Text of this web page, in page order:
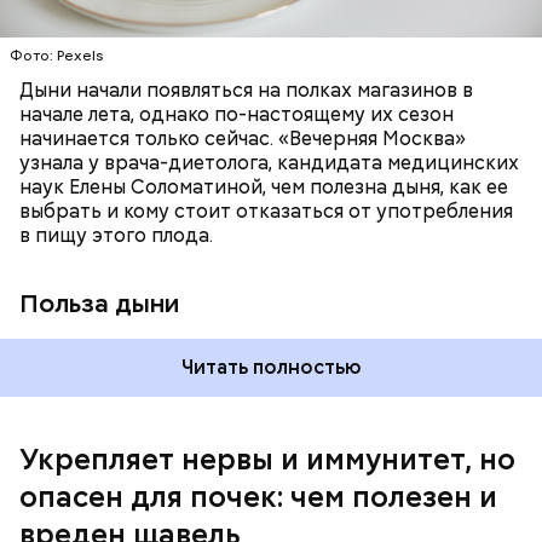
Фото: Pexels
Дыни начали появляться на полках магазинов в
начале лета, однако по-настоящему их сезон
начинается только сейчас. «Вечерняя Москва»
узнала у врача-диетолога, кандидата медицинских
наук Елены Соломатиной, чем полезна дыня, как ее
выбрать и кому стоит отказаться от употребления
в пищу этого плода.
Польза дыни
отлично поддерживают наше зрение;
калий — оказывает мочегонное действие,
поддерживает сердечно-сосудистую
систему и предотвращает скачки давления;
магний — помогает калию и не дает сосудам
спазмироваться.
Читать полностью
Укрепляет нервы и иммунитет, но
опасен для почек: чем полезен и
вреден щавель
— Если человек уже болеет мочекаменной
По мнению специалиста, здоровому человеку
достаточно включать щавель в рацион несколько
раз в месяц. В небольших количествах в свежем